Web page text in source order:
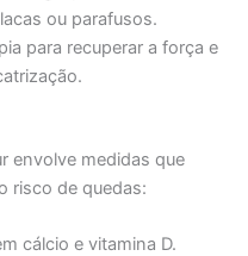
ou parafusos.
para recuperar a força e
envolve medidas que
risco de quedas:
cálcio e vitamina D.